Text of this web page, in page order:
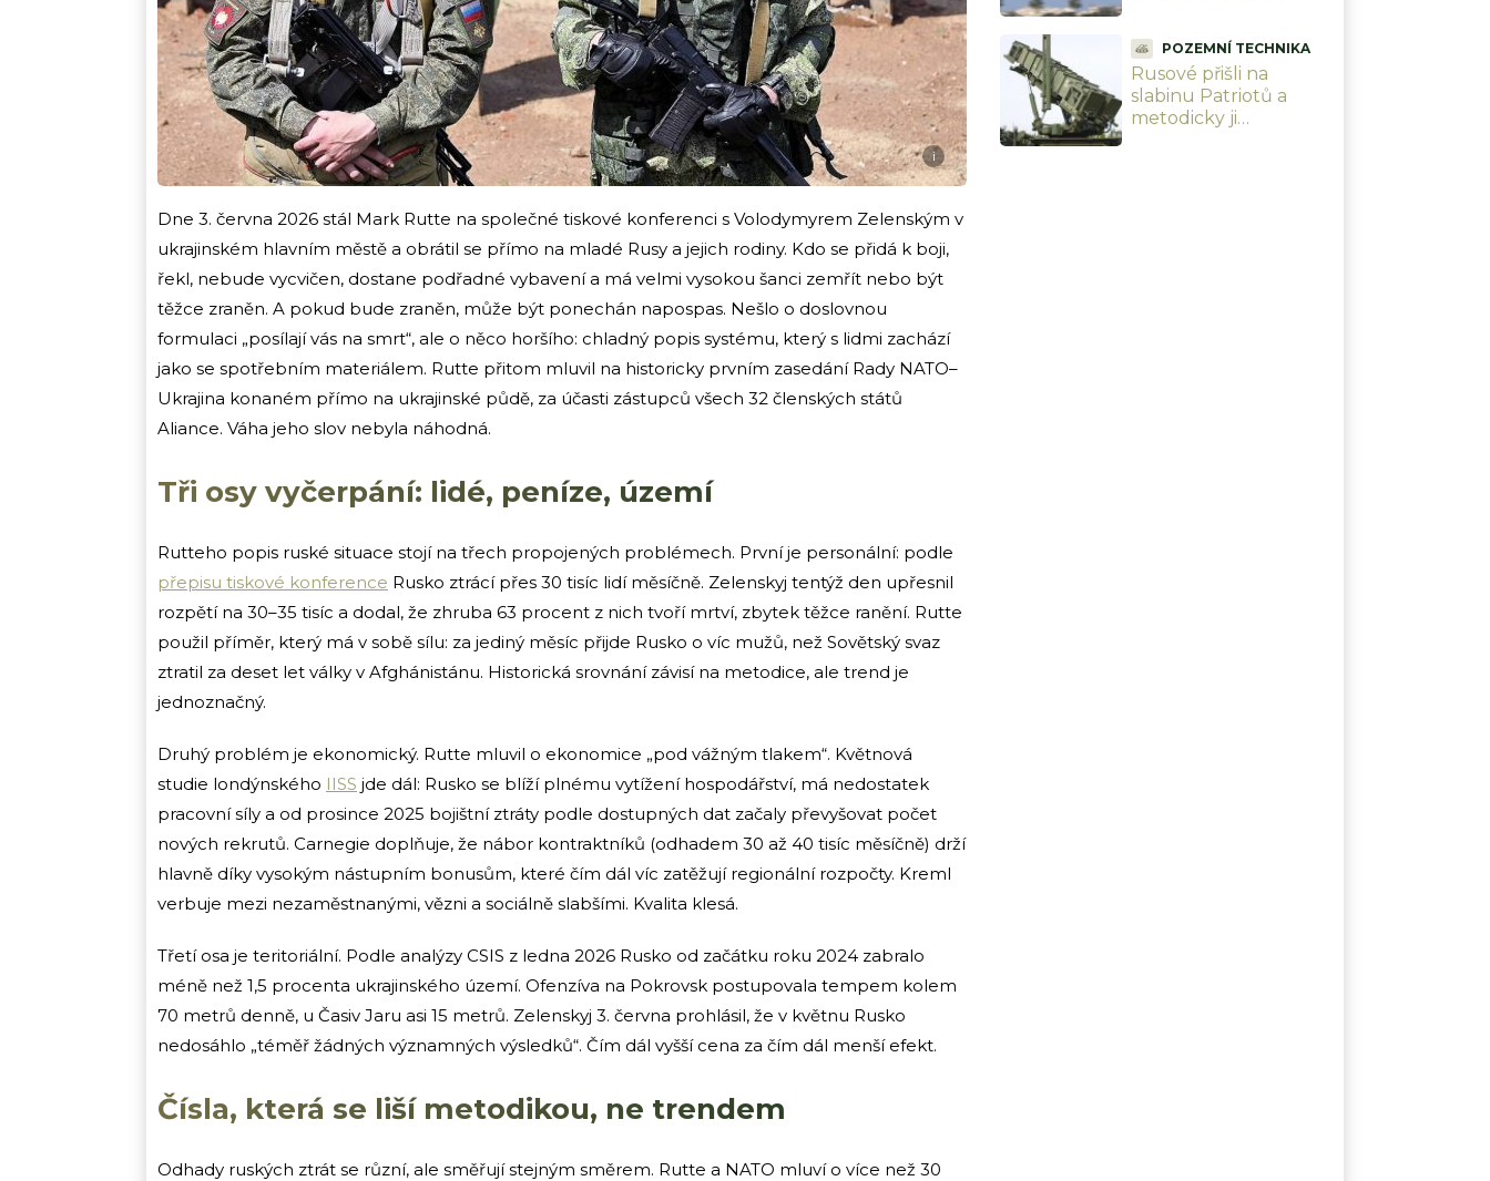
i
Dne 3. června 2026 stál Mark Rutte na společné tiskové konferenci s Volodymyrem Zelenským v
ukrajinském hlavním městě a obrátil se přímo na mladé Rusy a jejich rodiny. Kdo se přidá k boji,
řekl, nebude vycvičen, dostane podřadné vybavení a má velmi vysokou šanci zemřít nebo být
těžce zraněn. A pokud bude zraněn, může být ponechán napospas. Nešlo o doslovnou
formulaci „posílají vás na smrt“, ale o něco horšího: chladný popis systému, který s lidmi zachází
jako se spotřebním materiálem. Rutte přitom mluvil na historicky prvním zasedání Rady NATO–
Ukrajina konaném přímo na ukrajinské půdě, za účasti zástupců všech 32 členských států
Aliance. Váha jeho slov nebyla náhodná.
Tři osy vyčerpání: lidé, peníze, území
Rutteho popis ruské situace stojí na třech propojených problémech. První je personální: podle
přepisu tiskové konference Rusko ztrácí přes 30 tisíc lidí měsíčně. Zelenskyj tentýž den upřesnil
rozpětí na 30–35 tisíc a dodal, že zhruba 63 procent z nich tvoří mrtví, zbytek těžce ranění. Rutte
použil příměr, který má v sobě sílu: za jediný měsíc přijde Rusko o víc mužů, než Sovětský svaz
ztratil za deset let války v Afghánistánu. Historická srovnání závisí na metodice, ale trend je
jednoznačný.
Druhý problém je ekonomický. Rutte mluvil o ekonomice „pod vážným tlakem“. Květnová
studie londýnského IISS jde dál: Rusko se blíží plnému vytížení hospodářství, má nedostatek
pracovní síly a od prosince 2025 bojištní ztráty podle dostupných dat začaly převyšovat počet
nových rekrutů. Carnegie doplňuje, že nábor kontraktníků (odhadem 30 až 40 tisíc měsíčně) drží
hlavně díky vysokým nástupním bonusům, které čím dál víc zatěžují regionální rozpočty. Kreml
verbuje mezi nezaměstnanými, vězni a sociálně slabšími. Kvalita klesá.
Třetí osa je teritoriální. Podle analýzy CSIS z ledna 2026 Rusko od začátku roku 2024 zabralo
méně než 1,5 procenta ukrajinského území. Ofenzíva na Pokrovsk postupovala tempem kolem
70 metrů denně, u Časiv Jaru asi 15 metrů. Zelenskyj 3. června prohlásil, že v květnu Rusko
nedosáhlo „téměř žádných významných výsledků“. Čím dál vyšší cena za čím dál menší efekt.
Čísla, která se liší metodikou, ne trendem
Odhady ruských ztrát se různí, ale směřují stejným směrem. Rutte a NATO mluví o více než 30
jenom Izrael, i když má
méně letadel
POZEMNÍ TECHNIKA
Rusové přišli na
slabinu Patriotů a
metodicky ji